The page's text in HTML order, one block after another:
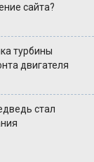
сайта?
турбины
двигателя
стал